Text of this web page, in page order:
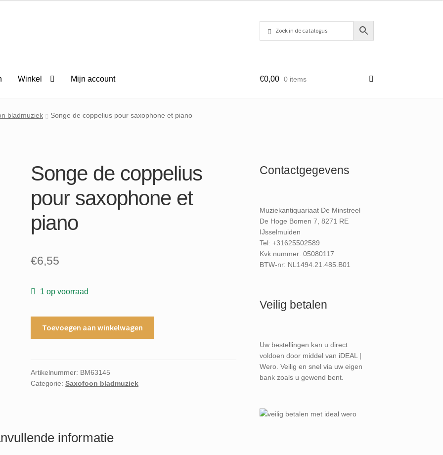
Winkel Mijn account €0,00 0 items
bladmuziek Songe de coppelius pour saxophone et piano
Songe de coppelius
pour saxophone et
piano
€6,55
1 op voorraad
saxophone
et
Toevoegen aan winkelwagen
Artikelnummer: BM63145
Categorie:Saxofoon bladmuziek
informatie
Contactgegevens
Muziekantiquariaat De Minstreel
De Hoge Bomen 7, 8271 RE
IJsselmuiden
Tel: +31625502589
Kvk nummer: 05080117
BTW-nr: NL1494.21.485.B01
Veilig betalen
Uw bestellingen kan u direct
voldoen door middel van iDEAL |
Wero. Veilig en snel via uw eigen
bank zoals u gewend bent.